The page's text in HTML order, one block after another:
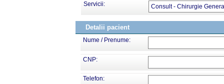
Servicii: Consult - Chirurgie
Detalii pacient
Nume / Prenume:
CNP:
Telefon: